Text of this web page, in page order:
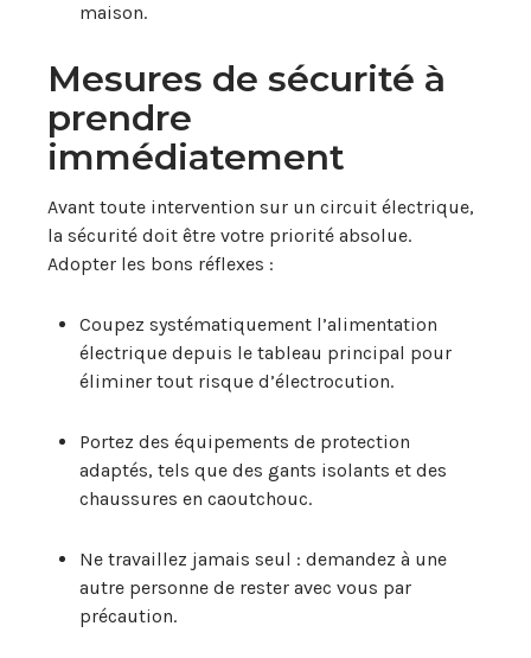
maison.
Mesures de sécurité à
prendre
immédiatement
Avant toute intervention sur un circuit électrique,
la sécurité doit être votre priorité absolue.
Adopter les bons réflexes :
Coupez systématiquement l’alimentation
électrique depuis le tableau principal pour
éliminer tout risque d’électrocution.
Portez des équipements de protection
adaptés, tels que des gants isolants et des
chaussures en caoutchouc.
Ne travaillez jamais seul : demandez à une
autre personne de rester avec vous par
précaution.